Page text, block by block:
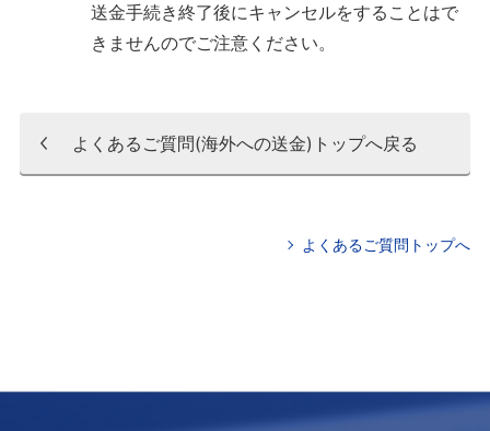
送金手続き終了後にキャンセルをすることはで
きませんのでご注意ください。
よくあるご質問(海外への送金)トップへ戻る
よくあるご質問トップへ